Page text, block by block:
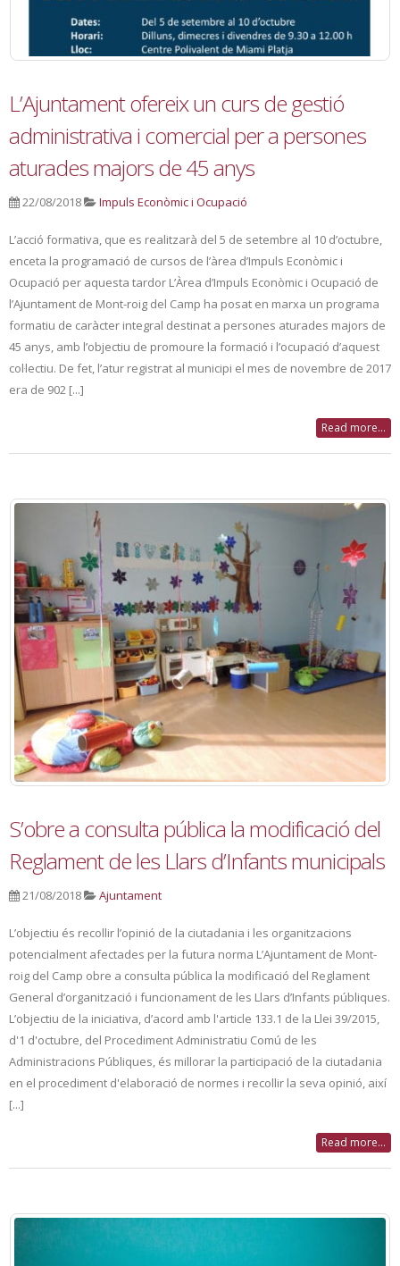
L’Ajuntament ofereix un curs de gestió
administrativa i comercial per a persones
aturades majors de 45 anys
22/08/2018 Impuls Econòmic i Ocupació
L’acció formativa, que es realitzarà del 5 de setembre al 10 d’octubre,
enceta la programació de cursos de l’àrea d’Impuls Econòmic i
Ocupació per aquesta tardor L’Àrea d’Impuls Econòmic i Ocupació de
l’Ajuntament de Mont-roig del Camp ha posat en marxa un programa
formatiu de caràcter integral destinat a persones aturades majors de
45 anys, amb l’objectiu de promoure la formació i l’ocupació d’aquest
col·lectiu. De fet, l’atur registrat al municipi el mes de novembre de 2017
era de 902 [...]
Read more...
S’obre a consulta pública la modificació del
Reglament de les Llars d’Infants municipals
21/08/2018 Ajuntament
L’objectiu és recollir l’opinió de la ciutadania i les organitzacions
potencialment afectades per la futura norma L’Ajuntament de Mont-
roig del Camp obre a consulta pública la modificació del Reglament
General d’organització i funcionament de les Llars d’Infants públiques.
L’objectiu de la iniciativa, d’acord amb l'article 133.1 de la Llei 39/2015,
d'1 d'octubre, del Procediment Administratiu Comú de les
Administracions Públiques, és millorar la participació de la ciutadania
en el procediment d'elaboració de normes i recollir la seva opinió, així
[...]
Read more...